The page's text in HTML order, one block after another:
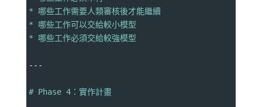
* 哪些工作需要人類審核後才能繼續
* 哪些工作可以交給較小模型
* 哪些工作必須交給較強模型
---
# Phase 4：實作計畫